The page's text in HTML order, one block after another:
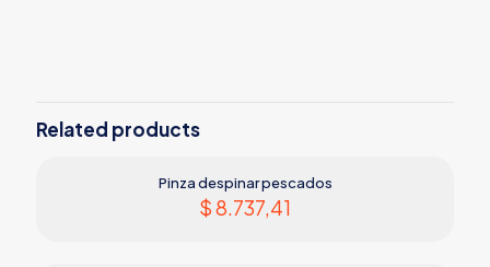
Related products
Pinza despinar pescados
$8.737,41